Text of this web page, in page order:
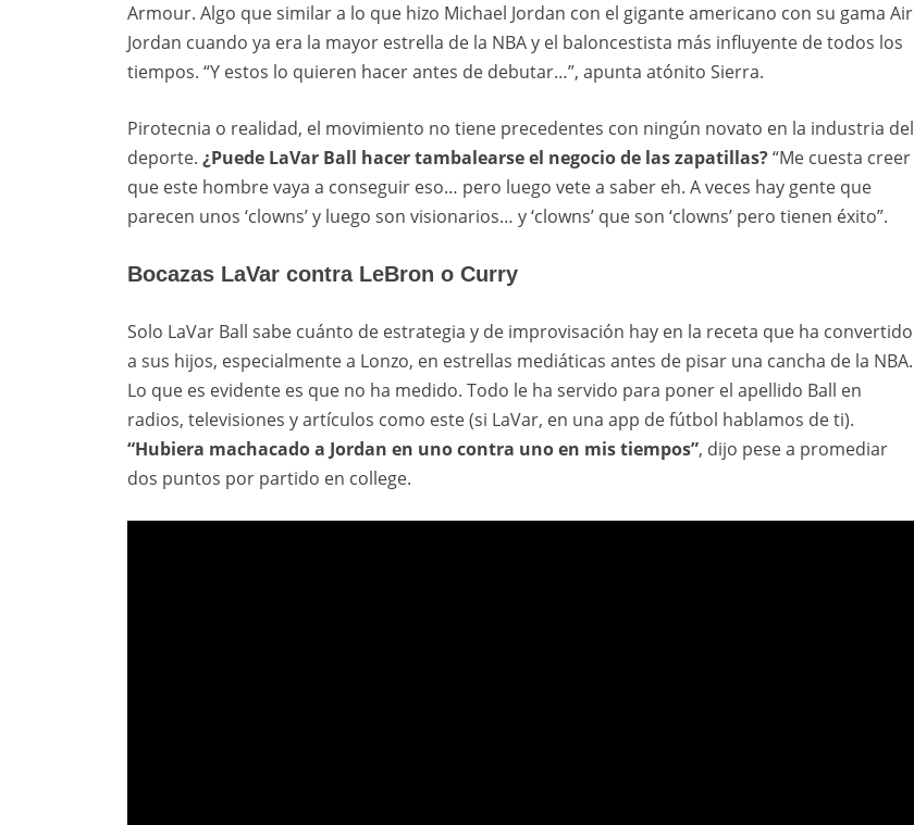
Armour. Algo que similar a lo que hizo Michael Jordan con el gigante americano con su gama Air
Jordan cuando ya era la mayor estrella de la NBA y el baloncestista más influyente de todos los
tiempos. “Y estos lo quieren hacer antes de debutar…”, apunta atónito Sierra.
Pirotecnia o realidad, el movimiento no tiene precedentes con ningún novato en la industria del
deporte. ¿Puede LaVar Ball hacer tambalearse el negocio de las zapatillas?“Me cuesta creer
que este hombre vaya a conseguir eso… pero luego vete a saber eh. A veces hay gente que
parecen unos ‘clowns’ y luego son visionarios… y ‘clowns’ que son ‘clowns’ pero tienen éxito”.
Bocazas LaVar contra LeBron o Curry
Solo LaVar Ball sabe cuánto de estrategia y de improvisación hay en la receta que ha convertido
a sus hijos, especialmente a Lonzo, en estrellas mediáticas antes de pisar una cancha de la NBA.
Lo que es evidente es que no ha medido. Todo le ha servido para poner el apellido Ball en
radios, televisiones y artículos como este (si LaVar, en una app de fútbol hablamos de ti).
“Hubiera machacado a Jordan en uno contra uno en mis tiempos”, dijo pese a promediar
dos puntos por partido en college.